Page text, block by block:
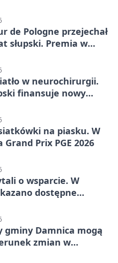
de Pologne przejechał
słupski. Premia w
w neurochirurgii.
finansuje nowy
na piasku. W
Grand Prix PGE 2026
o wsparcie. W
dostępne
gminy Damnica mogą
zmian w